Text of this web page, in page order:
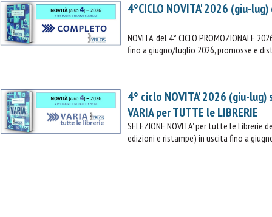
4°CICLO NOVITA' 2026 (giu-
NOVITA' del 4° CICLO PROMOZIONALE
fino a giugno/luglio 2026, promosse e
4° ciclo NOVITA' 2026 (giu-lug)
VARIA per TUTTE le LIBRERIE
SELEZIONE NOVITA' per tutte le Librerie
edizioni e ristampe) in uscita fino a